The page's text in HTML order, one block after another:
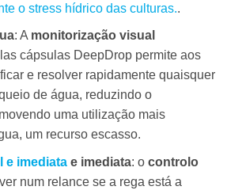
o stress hídrico das culturas..
: A monitorização visual
cápsulas DeepDrop permite aos
e resolver rapidamente quaisquer
de água, reduzindo o
uma utilização mais
um recurso escasso.
e imediatae imediata: o controlo
num relance se a rega está a